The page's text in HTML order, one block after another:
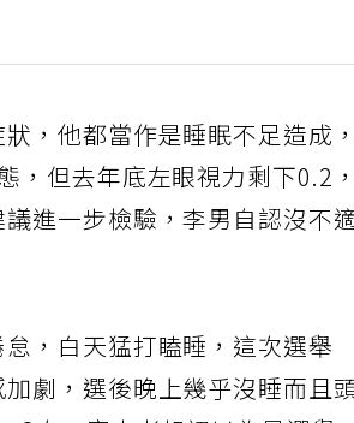
，他都當作是睡眠不足造成
，但去年底左眼視力剩下0.2
進一步檢驗，李男自認沒不
，白天猛打瞌睡，這次選舉
劇，選後晚上幾乎沒睡而且